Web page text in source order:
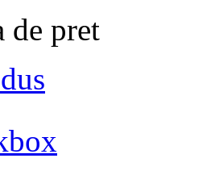
de pret